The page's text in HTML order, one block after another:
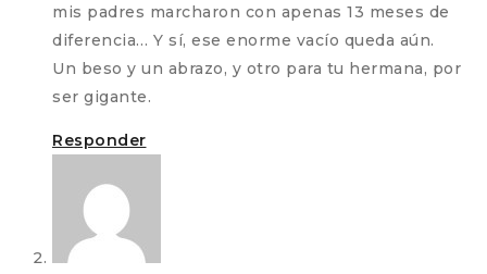
mis padres marcharon con apenas 13 meses de
diferencia… Y sí, ese enorme vacío queda aún.
Un beso y un abrazo, y otro para tu hermana, por
ser gigante.
Responder